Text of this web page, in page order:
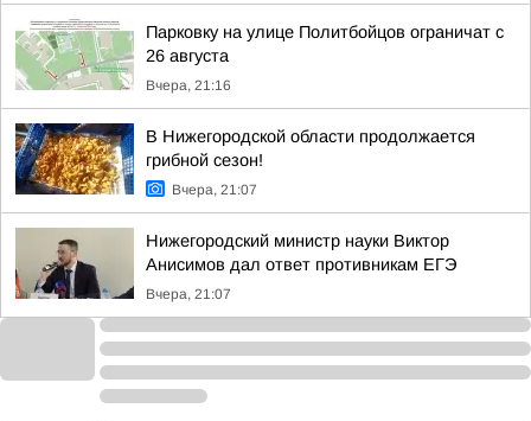
Парковку на улице Политбойцов ограничат с
26 августа
Вчера, 21:16
В Нижегородской области продолжается
грибной сезон!
Вчера, 21:07
Нижегородский министр науки Виктор
Анисимов дал ответ противникам ЕГЭ
Вчера, 21:07